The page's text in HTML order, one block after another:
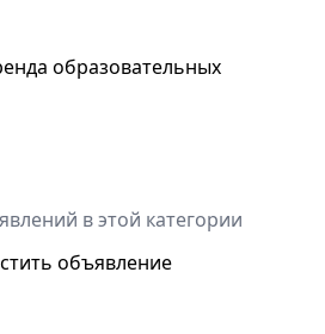
образовательных
в этой категории
объявление